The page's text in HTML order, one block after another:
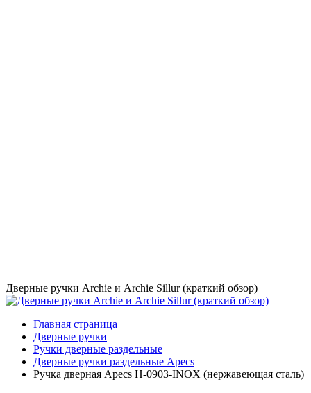
Дверные ручки Archie и Archie Sillur (краткий обзор)
Главная страница
Дверные ручки
Ручки дверные раздельные
Дверные ручки раздельные Apecs
Ручка дверная Apecs H-0903-INOX (нержавеющая сталь)